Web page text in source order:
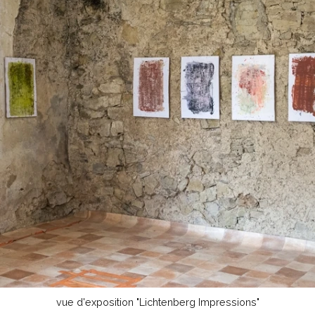
vue d'exposition "Lichtenberg Impressions"